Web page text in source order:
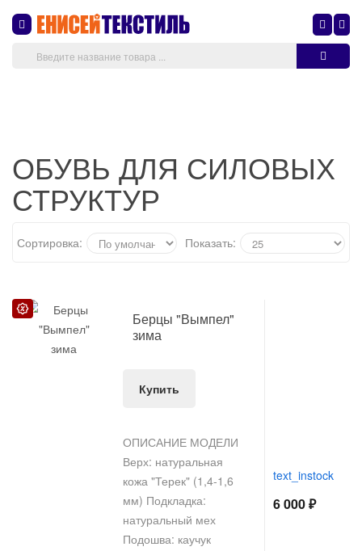
ОБУВЬ ДЛЯ СИЛОВЫХ
СТРУКТУР
Сортировка: Показать:
РАСПРОДАЖА
Берцы "Вымпел"
зима
Купить
ОПИСАНИЕ МОДЕЛИ
Верх: натуральная
кожа "Терек" (1,4-1,6
мм) Подкладка:
натуральный мех
Подошва: каучук
text_instock
6 000 ₽